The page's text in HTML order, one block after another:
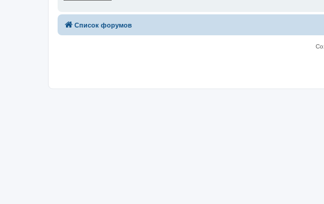
Список форумов